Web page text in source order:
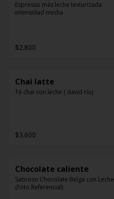
Espresso más leche texturizada
intensidad media
$2.800
Chai latte
Té chai con leche ( david río)
$3.600
Chocolate caliente
Sabroso Chocolate Belga con Leche
(Foto Referencial)